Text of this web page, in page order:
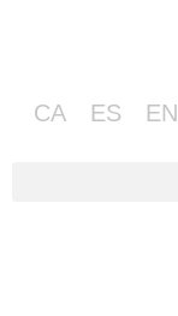
CA ES EN